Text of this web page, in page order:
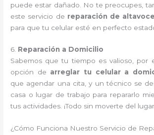
puede estar dañado. No te preocupes,
este servicio de reparación de
para que tu celular esté en perfecto
6. Reparación a Domicilio
Sabemos que tu tiempo es valioso, por
opción de arreglar tu celular a
que agendar una cita, y un técnico se
casa o lugar de trabajo para repararlo
tus actividades. ¡Todo sin moverte del
¿Cómo Funciona Nuestro Servicio de